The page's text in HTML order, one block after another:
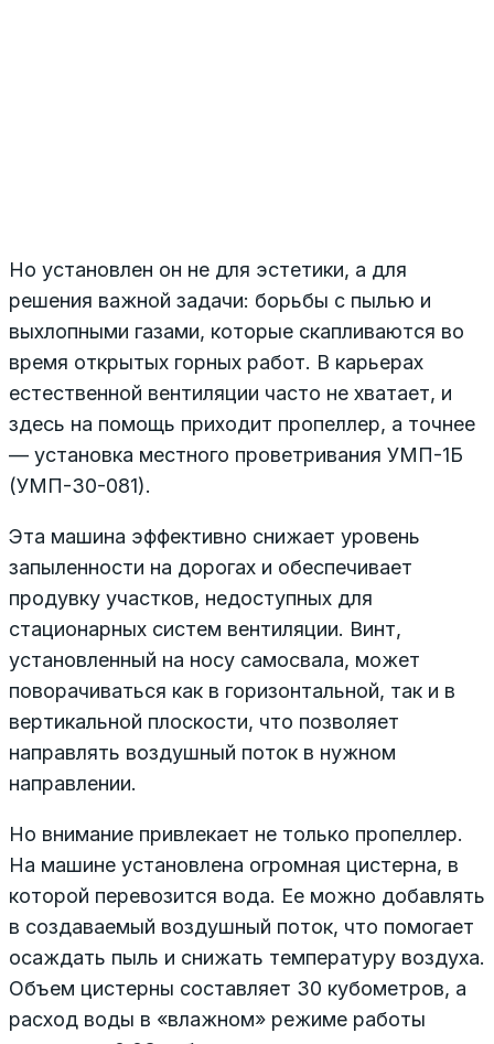
Но установлен он не для эстетики, а для
решения важной задачи: борьбы с пылью и
выхлопными газами, которые скапливаются во
время открытых горных работ. В карьерах
естественной вентиляции часто не хватает, и
здесь на помощь приходит пропеллер, а точнее
— установка местного проветривания УМП-1Б
(УМП-30-081).
Эта машина эффективно снижает уровень
запыленности на дорогах и обеспечивает
продувку участков, недоступных для
стационарных систем вентиляции. Винт,
установленный на носу самосвала, может
поворачиваться как в горизонтальной, так и в
вертикальной плоскости, что позволяет
направлять воздушный поток в нужном
направлении.
Но внимание привлекает не только пропеллер.
На машине установлена огромная цистерна, в
которой перевозится вода. Ее можно добавлять
в создаваемый воздушный поток, что помогает
осаждать пыль и снижать температуру воздуха.
Объем цистерны составляет 30 кубометров, а
расход воды в «влажном» режиме работы